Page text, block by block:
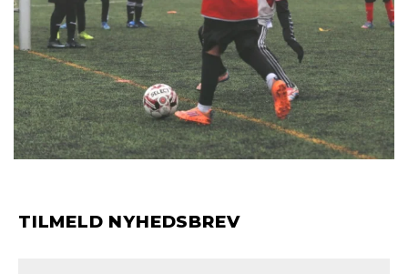
TILMELD NYHEDSBREV